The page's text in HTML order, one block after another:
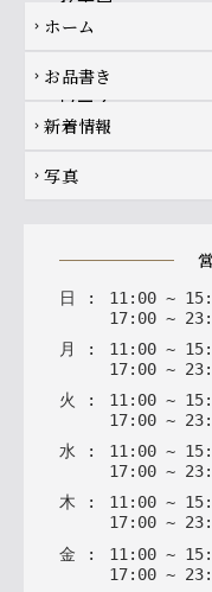
Footer navigation
chevron_right ホーム
chevron_right お品書き
chevron_right 新着情報
chevron_right 写真
日 : 11 : 00 ~ 15:
17: 00 ~ 23:
月
: 11 : 00 ~ 15:
17: 00 ~ 23:
火
: 11 : 00 ~ 15:
17: 00 ~ 23:
水 : 11: 00 ~ 15:
17: 00 ~ 23:
木 : 11: 00 ~ 15:
17: 00 ~ 23:
金 : 11 : 00 ~ 15:
17: 00 ~ 23: